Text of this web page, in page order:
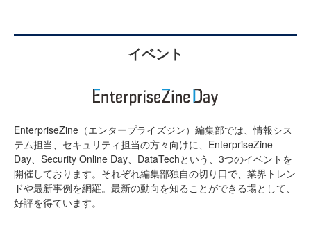
イベント
EnterpriseZine（エンタープライズジン）編集部では、情報シス
テム担当、セキュリティ担当の方々向けに、EnterpriseZine
Day、Security Online Day、DataTechという、3つのイベントを
開催しております。それぞれ編集部独自の切り口で、業界トレン
ドや最新事例を網羅。最新の動向を知ることができる場として、
好評を得ています。